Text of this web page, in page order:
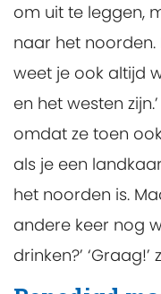
om uit te leggen,
naar het noorden.
weet je ook altijd
en het westen
omdat ze toen
als je een
het noorden is.
andere keer nog
drinken?’ ‘Graag!’